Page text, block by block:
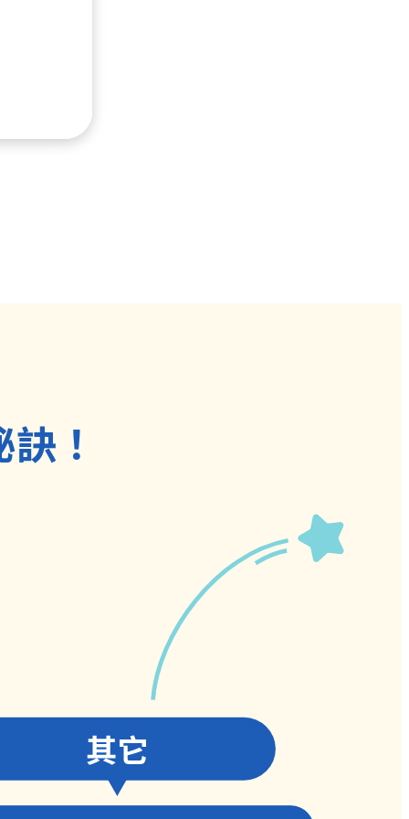
！
，完整思考學習流程。
旋式教學、圖像化思